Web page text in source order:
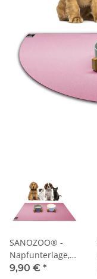
SANOZOO® -
Napfunterlage,
Öko-Tex,
9,90 € *